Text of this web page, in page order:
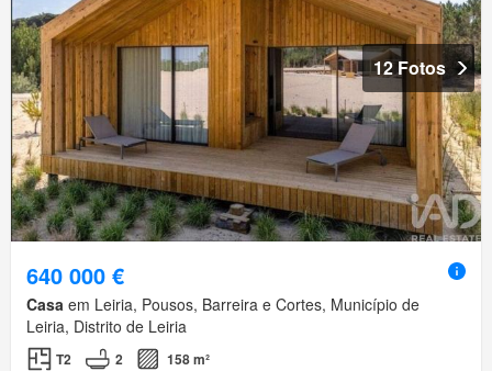
12 Fotos
640 000 €
Casa em Leiria, Pousos, Barreira e Cortes, Município de
Leiria, Distrito de Leiria
T2 2
158 m²